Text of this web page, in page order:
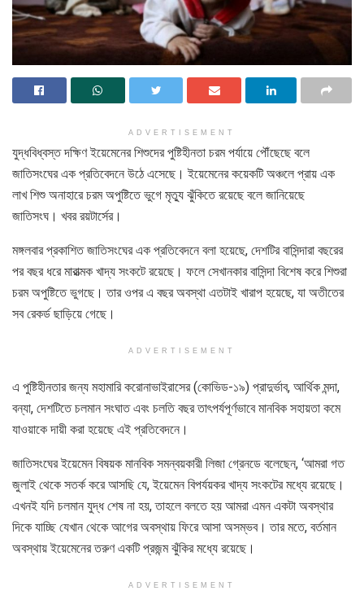
ADVERTISEMENT
যুদ্ধবিধ্বস্ত দক্ষিণ ইয়েমেনের শিশুদের পুষ্টিহীনতা চরম পর্যায়ে পৌঁছেছে বলে
জাতিসংঘের এক প্রতিবেদনে উঠে এসেছে। ইয়েমেনের কয়েকটি অঞ্চলে প্রায় এক
লাখ শিশু অনাহারে চরম অপুষ্টিতে ভুগে মৃত্যু ঝুঁকিতে রয়েছে বলে জানিয়েছে
জাতিসংঘ। খবর রয়টার্সের।
মঙ্গলবার প্রকাশিত জাতিসংঘের এক প্রতিবেদনে বলা হয়েছে, দেশটির ‍বাসিন্দারা বছরের
পর বছর ধরে মারাত্মক খাদ্য সংকটে রয়েছে। ফলে সেখানকার বাসিন্দা বিশেষ করে শিশুরা
চরম অপুষ্টিতে ভুগছে। তার ওপর এ বছর অবস্থা এতটাই খারাপ হয়েছে, যা অতীতের
সব রেকর্ড ছাড়িয়ে গেছে।
ADVERTISEMENT
এ পুষ্টিহীনতার জন্য মহামারি করোনাভাইরাসের (কোভিড-১৯) প্রাদুর্ভাব, আর্থিক মন্দা,
বন্যা, দেশটিতে চলমান সংঘাত এবং চলতি বছর তাৎপর্যপূর্ণভাবে মানবিক সহায়তা কমে
যাওয়াকে দায়ী করা হয়েছে এই প্রতিবেদনে।
জাতিসংঘের ইয়েমেন বিষয়ক মানবিক সমন্বয়কারী লিজা গ্রেনডে বলেছেন, ‘আমরা গত
জুলাই থেকে সতর্ক করে আসছি যে, ইয়েমেন বিপর্যয়কর খাদ্য সংকটের মধ্যে রয়েছে।
এখনই যদি চলমান যুদ্ধ শেষ না হয়, তাহলে বলতে হয় আমরা এমন একটা অবস্থার
দিকে যাচ্ছি যেখান থেকে আগের অবস্থায় ফিরে আসা অসম্ভব। তার মতে, বর্তমান
অবস্থায় ইয়েমেনের তরুণ একটি প্রজন্ম ঝুঁকির মধ্যে রয়েছে।
ADVERTISEMENT